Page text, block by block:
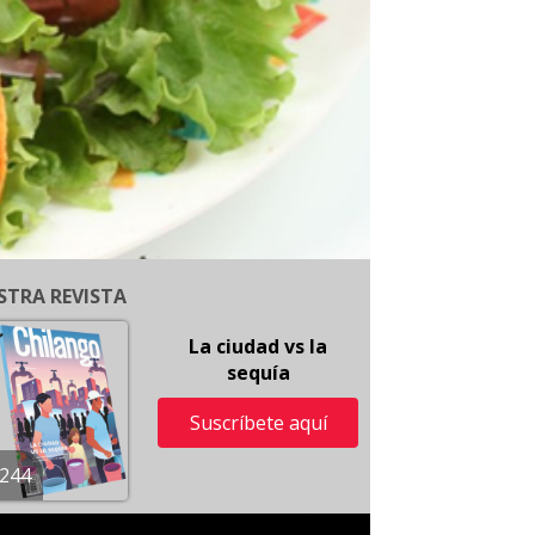
REVISTA
244
La ciudad vs la
sequía
Suscríbete aquí